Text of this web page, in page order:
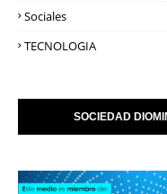
Sociales
TECNOLOGIA
SOCIEDAD